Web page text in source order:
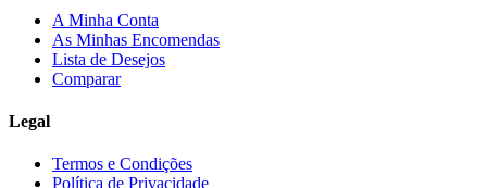
A Minha Conta
As Minhas Encomendas
Lista de Desejos
Comparar
Legal
Termos e Condições
Política de Privacidade